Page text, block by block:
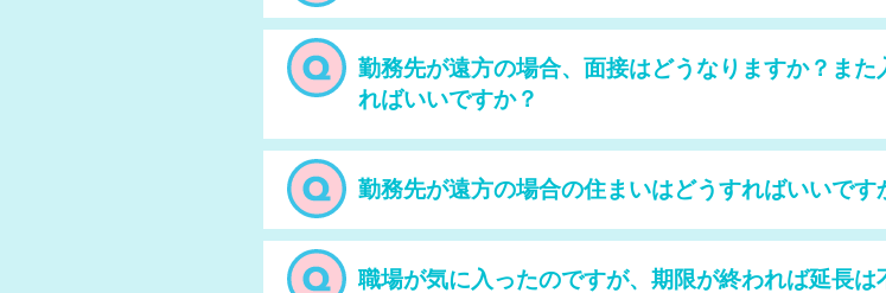
勤務先が遠方の場合、面接はどうなりますか？ま
ればいいですか？
勤務先が遠方の場合の住まいはどうすればいいです
職場が気に入ったのですが、期限が終われば延長は